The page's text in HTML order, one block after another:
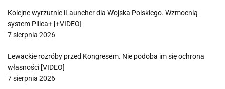
Kolejne wyrzutnie iLauncher dla Wojska Polskiego. Wzmocnią
system Pilica+ [+VIDEO]
7 sierpnia 2026
Lewackie rozróby przed Kongresem. Nie podoba im się ochrona
własności [VIDEO]
7 sierpnia 2026